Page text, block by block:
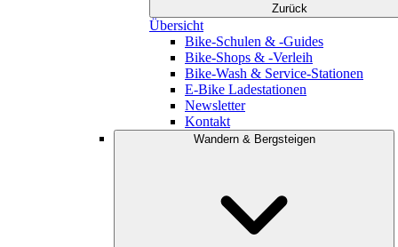
Zurück
Übersicht
Bike-Schulen & -Guides
Bike-Shops & -Verleih
Bike-Wash & Service-Stationen
E-Bike Ladestationen
Newsletter
Kontakt
Wandern & Bergsteigen